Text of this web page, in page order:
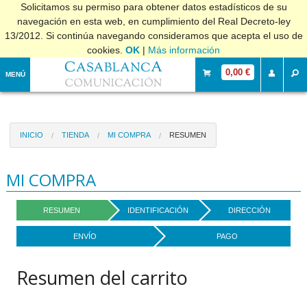
Solicitamos su permiso para obtener datos estadísticos de su
navegación en esta web, en cumplimiento del Real Decreto-ley
13/2012. Si continúa navegando consideramos que acepta el uso de
cookies. OK | Más información
MENÚ 0,00 €
INICIO TIENDA MI COMPRA RESUMEN
MI COMPRA
RESUMEN IDENTIFICACIÓN DIRECCIÓN
ENVÍO PAGO
Resumen del carrito